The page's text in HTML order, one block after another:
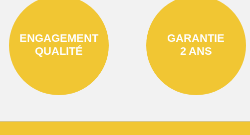
ENGAGEMENT
QUALITÉ
GARANTIE
2 ANS